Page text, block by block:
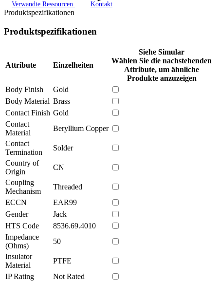
Verwandte Ressourcen
Kontakt
Produktspezifikationen
Produktspezifikationen
Attribute Einzelheiten
Siehe Simular
Wählen Sie die nachstehenden
Attribute, um ähnliche
Produkte anzuzeigen
Body Finish
Gold
Body Material Brass
Contact Finish Gold
Contact
Material
Beryllium Copper
Contact
Termination
Solder
Country of
Origin
CN
Coupling
Mechanism
Threaded
ECCN
EAR99
Gender
Jack
HTS Code
8536.69.4010
Impedance
(Ohms)
50
Insulator
Material
PTFE
IP Rating
Not Rated